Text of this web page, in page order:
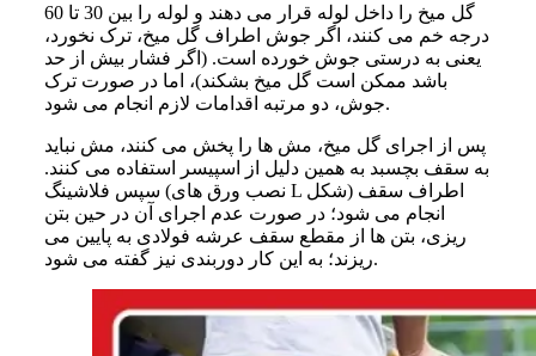
گل میخ را داخل لوله قرار می دهند و لوله را بین 30 تا 60
درجه خم می کنند، اگر جوش اطراف گل میخ، ترک نخورد،
یعنی به درستی جوش خورده است. (اگر فشار بیش از حد
باشد ممکن است گل میخ بشکند)، اما در صورت ترک
جوش، دو مرتبه اقدامات لازم انجام می شود.
پس از اجرای گل میخ، مش ها را پخش می کنند، مش نباید
به سقف بچسبد به همین دلیل از اسپیسر استفاده می کنند.
سپس فلاشینگ (نصب ورق های L شکل) اطراف سقف
انجام می شود؛ در صورت عدم اجرای آن در حین بتن
ریزی، بتن ها از مقطع سقف عرشه فولادی به پایین می
ریزند؛ به این کار دوربندی نیز گفته می شود.